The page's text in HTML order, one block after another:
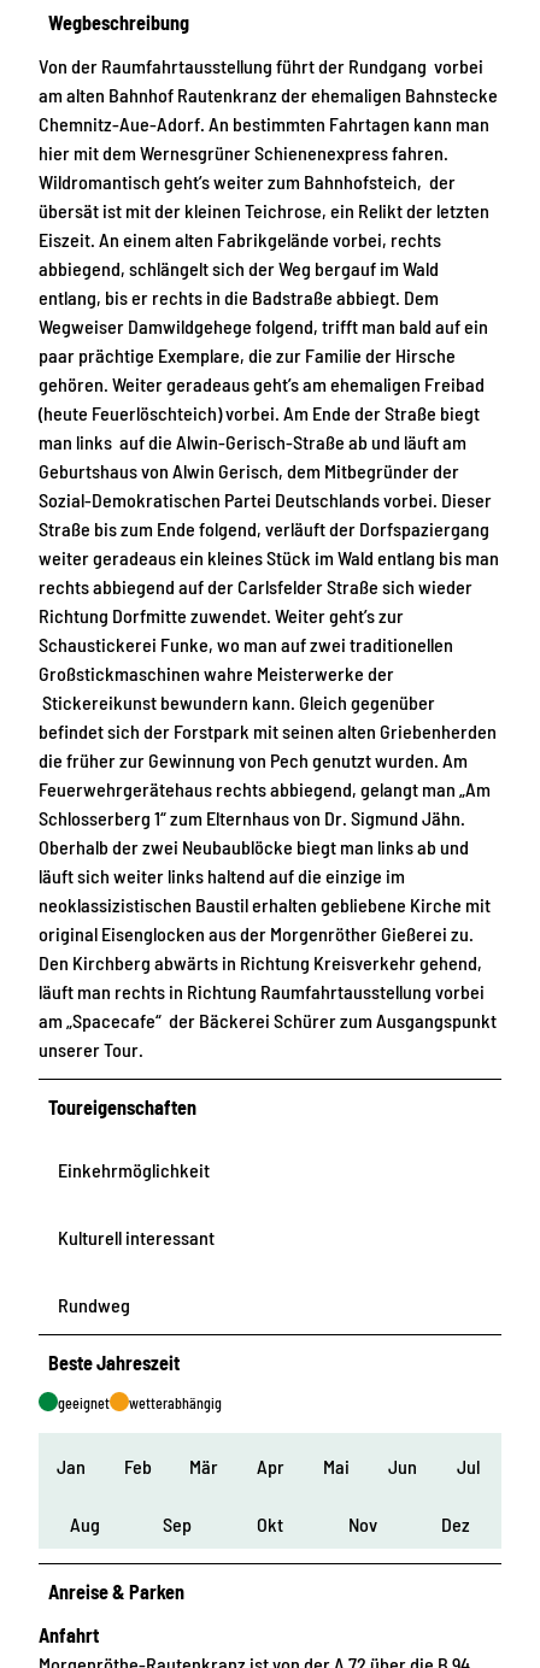
Wegbeschreibung
Von der Raumfahrtausstellung führt der Rundgang vorbei
am alten Bahnhof Rautenkranz der ehemaligen Bahnstecke
Chemnitz-Aue-Adorf. An bestimmten Fahrtagen kann man
hier mit dem Wernesgrüner Schienenexpress fahren.
Wildromantisch geht’s weiter zum Bahnhofsteich, der
übersät ist mit der kleinen Teichrose, ein Relikt der letzten
Eiszeit. An einem alten Fabrikgelände vorbei, rechts
abbiegend, schlängelt sich der Weg bergauf im Wald
entlang, bis er rechts in die Badstraße abbiegt. Dem
Wegweiser Damwildgehege folgend, trifft man bald auf ein
paar prächtige Exemplare, die zur Familie der Hirsche
gehören. Weiter geradeaus geht’s am ehemaligen Freibad
(heute Feuerlöschteich) vorbei. Am Ende der Straße biegt
man links auf die Alwin-Gerisch-Straße ab und läuft am
Geburtshaus von Alwin Gerisch, dem Mitbegründer der
Sozial-Demokratischen Partei Deutschlands vorbei. Dieser
Straße bis zum Ende folgend, verläuft der Dorfspaziergang
weiter geradeaus ein kleines Stück im Wald entlang bis man
rechts abbiegend auf der Carlsfelder Straße sich wieder
Richtung Dorfmitte zuwendet. Weiter geht’s zur
Schaustickerei Funke, wo man auf zwei traditionellen
Großstickmaschinen wahre Meisterwerke der
Stickereikunst bewundern kann. Gleich gegenüber
befindet sich der Forstpark mit seinen alten Griebenherden
die früher zur Gewinnung von Pech genutzt wurden. Am
Feuerwehrgerätehaus rechts abbiegend, gelangt man „Am
Schlosserberg 1“ zum Elternhaus von Dr. Sigmund Jähn.
Oberhalb der zwei Neubaublöcke biegt man links ab und
läuft sich weiter links haltend auf die einzige im
neoklassizistischen Baustil erhalten gebliebene Kirche mit
original Eisenglocken aus der Morgenröther Gießerei zu.
Den Kirchberg abwärts in Richtung Kreisverkehr gehend,
läuft man rechts in Richtung Raumfahrtausstellung vorbei
am „Spacecafe“ der Bäckerei Schürer zum Ausgangspunkt
unserer Tour.
Toureigenschaften
Einkehrmöglichkeit
Kulturell interessant
Rundweg
Beste Jahreszeit
geeignet wetterabhängig
Jan Feb Mär Apr Mai Jun Jul
Aug Sep Okt Nov Dez
Anreise & Parken
Anfahrt